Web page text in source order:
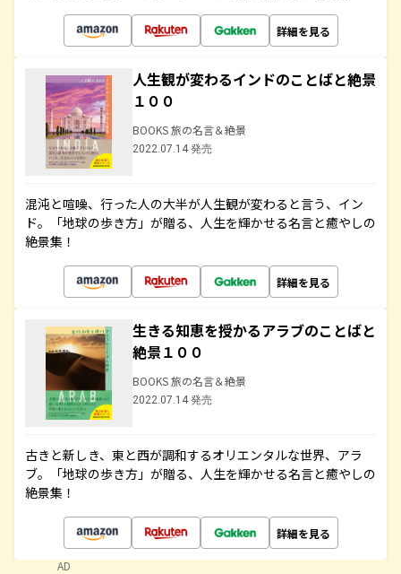
詳細を見る
人生観が変わるインドのことばと絶景
１００
BOOKS 旅の名言＆絶景
2022.07.14 発売
混沌と喧噪、行った人の大半が人生観が変わると言う、イン
ド。「地球の歩き方」が贈る、人生を輝かせる名言と癒やしの
絶景集！
詳細を見る
生きる知恵を授かるアラブのことばと
絶景１００
BOOKS 旅の名言＆絶景
2022.07.14 発売
古きと新しき、東と西が調和するオリエンタルな世界、アラ
ブ。「地球の歩き方」が贈る、人生を輝かせる名言と癒やしの
絶景集！
詳細を見る
AD